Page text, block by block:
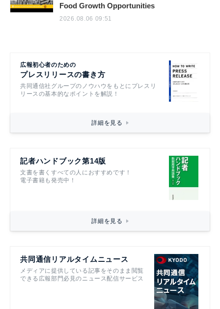
Food Growth Opportunities
2026.08.06 09:51
広報初心者のための
プレスリリースの書き方
共同通信社グループのノウハウをもとにプレスリ
リースの基本的なポイントを解説！
詳細を見る
記者ハンドブック第14版
文書を書くすべての人におすすめです！
電子書籍も発売中！
詳細を見る
共同通信リアルタイムニュース
メディアに提供している記事をそのまま閲覧
できる広報部門必見のニュース配信サービス